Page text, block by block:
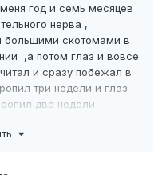
год и семь месяцев
нерва ,
большими скотомами в
,а потом глаз и вовсе
и сразу побежал в
три недели и глаз
две недели
у себя кровь из вены